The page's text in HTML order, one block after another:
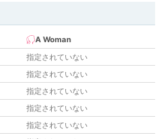
A Woman
指定されていない
指定されていない
指定されていない
指定されていない
指定されていない